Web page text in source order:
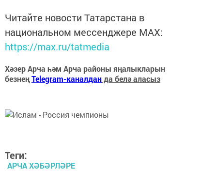
Читайте новости Татарстана в
национальном мессенджере MАХ:
https://max.ru/tatmedia
Хәзер Арча һәм Арча районы яңалыкларын
безнеңTelegram-каналданда белә аласыз
Теги:
АРЧА ХӘБӘРЛӘРЕ